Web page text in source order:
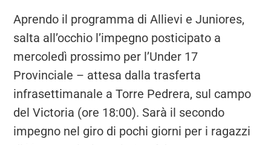
Aprendo il programma di Allievi e Juniores,
salta all’occhio l’impegno posticipato a
mercoledì prossimo per l’Under 17
Provinciale – attesa dalla trasferta
infrasettimanale a Torre Pedrera, sul campo
del Victoria (ore 18:00). Sarà il secondo
impegno nel giro di pochi giorni per i ragazzi